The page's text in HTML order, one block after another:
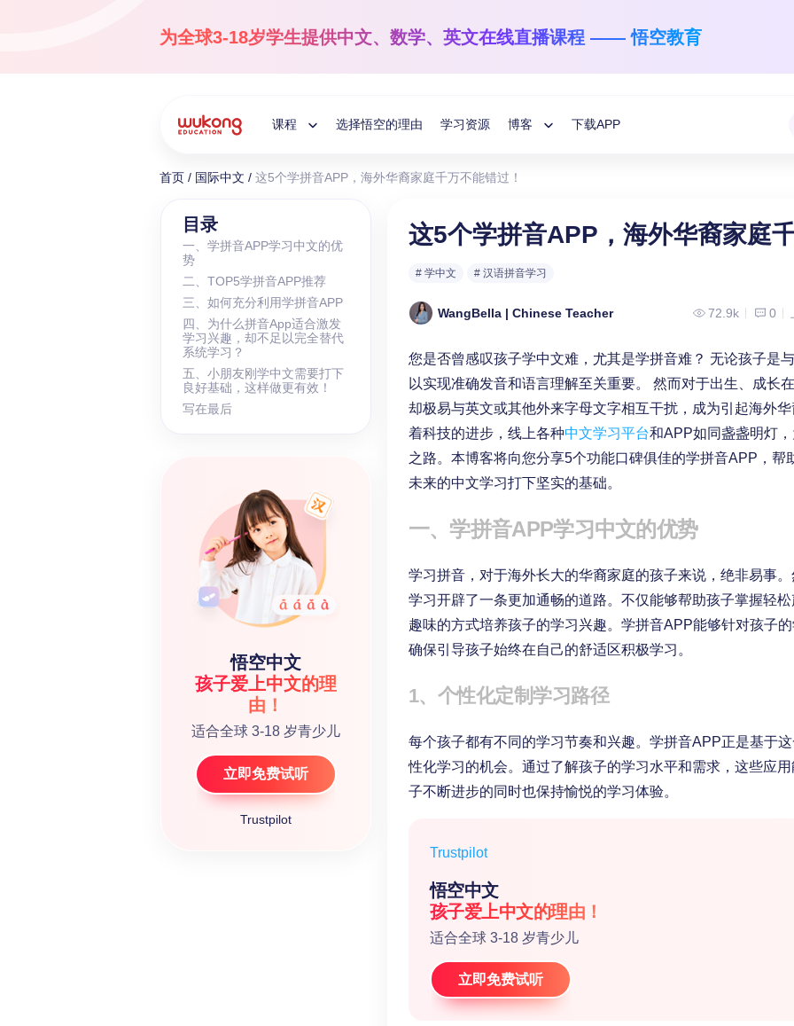
为全球3-18岁学生提供中文、数学、英文在线直播课程 —— 悟空教育
课程
3-18岁
让孩子爱上中文！
国际数学
1-12年级
让数学之光照亮每一个孩子！
英文阅读与写作
学龄前-6年级
选择悟空的理由 学习资源
博客
Menu
下载APP
首页 / 国际中文 / 这5个学拼音APP，海外华裔家庭千万不能错过！
目录
一、学拼音APP学习中文的优
势
二、TOP5学拼音APP推荐
三、如何充分利用学拼音APP
四、为什么拼音App适合激发
学习兴趣，却不足以完全替代
系统学习？
五、小朋友刚学中文需要打下
良好基础，这样做更有效！
写在最后
Trustpilot
悟空中文
孩子爱上中文的理
由！
适合全球 3-18 岁青少儿
立即免费试听
这5个学拼音APP，海外华裔家庭
# 学中文 # 汉语拼音学习
WangBella | Chinese Teacher 72.9k 0
您是否曾感叹孩子学中文难，尤其是学拼音难？ 无论孩子是
以实现准确发音和语言理解至关重要。 然而对于出生、成长
却极易与英文或其他外来字母文字相互干扰，成为引起海外
着科技的进步，线上各种中文学习平台和APP如同盏盏明灯
之路。本博客将向您分享5个功能口碑俱佳的学拼音APP，帮
未来的中文学习打下坚实的基础。
一、学拼音APP学习中文的优势
学习拼音，对于海外长大的华裔家庭的孩子来说，绝非易事
学习开辟了一条更加通畅的道路。不仅能够帮助孩子掌握轻
趣味的方式培养孩子的学习兴趣。学拼音APP能够针对孩子
确保引导孩子始终在自己的舒适区积极学习。
1、个性化定制学习路径
每个孩子都有不同的学习节奏和兴趣。学拼音APP正是基于
性化学习的机会。通过了解孩子的学习水平和需求，这些应
子不断进步的同时也保持愉悦的学习体验。
Trustpilot
悟空中文
孩子爱上中文的理由！
适合全球 3-18 岁青少儿
立即免费试听